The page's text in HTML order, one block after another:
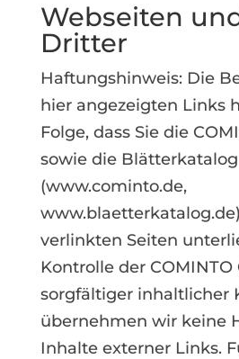
Webseiten
Dritter
Haftungshinweis: Die
hier angezeigten Links
Folge, dass Sie die
sowie die
(www.cominto.de,
verlinkten Seiten
Kontrolle der COMINTO
sorgfältiger inhaltlicher
übernehmen wir keine
Inhalte externer Links.